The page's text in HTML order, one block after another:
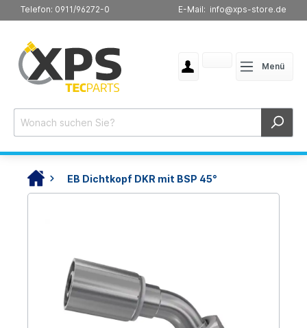
Telefon: 0911/96272-0 E-Mail: info@xps-store.de
Menü
EB Dichtkopf DKR mit BSP 45°